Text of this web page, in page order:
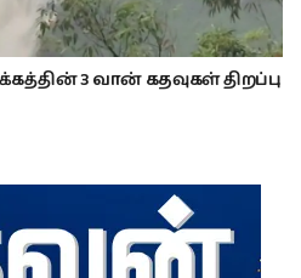
3 வான் கதவுகள் திறப்பு